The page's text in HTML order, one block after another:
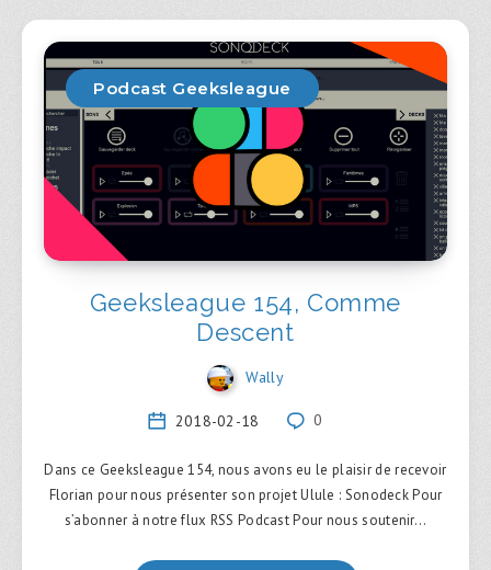
Podcast Geeksleague
Geeksleague 154, Comme
Descent
Wally
2018-02-18 0
Dans ce Geeksleague 154, nous avons eu le plaisir de recevoir
Florian pour nous présenter son projet Ulule : Sonodeck Pour
s’abonner à notre flux RSS Podcast Pour nous soutenir…